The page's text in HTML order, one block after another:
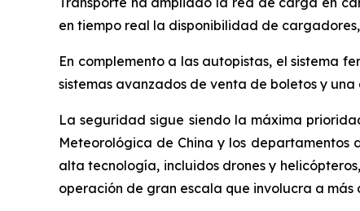
en tiempo real la disponibilidad de
En complemento a las autopistas, el sistema
sistemas avanzados de venta de boletos y
La seguridad sigue siendo la máxima
Meteorológica de China y los departamentos
alta tecnología, incluidos drones y
operación de gran escala que involucra a